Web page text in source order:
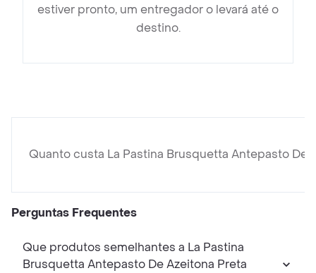
estiver pronto, um entregador o levará até o
destino.
Quanto custa La Pastina Brusquetta Antepasto De
Perguntas Frequentes
Que produtos semelhantes a La Pastina
Brusquetta Antepasto De Azeitona Preta